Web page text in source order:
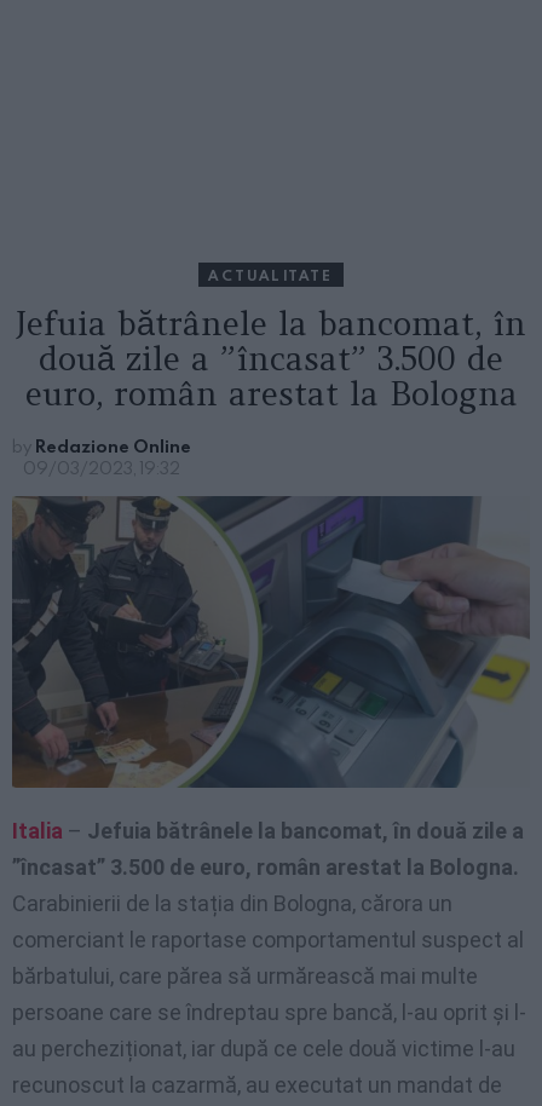
ACTUALITATE
Jefuia bătrânele la bancomat, în
două zile a ”încasat” 3.500 de
euro, român arestat la Bologna
by Redazione Online
09/03/2023, 19:32
Italia – Jefuia bătrânele la bancomat, în două zile a
”încasat” 3.500 de euro, român arestat la Bologna.
Carabinierii de la stația din Bologna, cărora un
comerciant le raportase comportamentul suspect al
bărbatului, care părea să urmărească mai multe
persoane care se îndreptau spre bancă, l-au oprit și l-
au percheziționat, iar după ce cele două victime l-au
recunoscut la cazarmă, au executat un mandat de